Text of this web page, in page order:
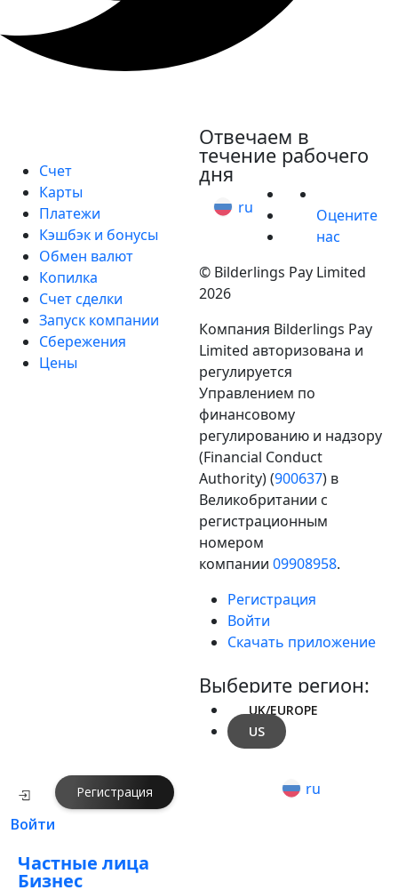
Счет
Карты
Платежи
Кэшбэк и бонусы
Обмен валют
Копилка
Счет сделки
Запуск компании
Сбережения
Цены
Отвечаем в
течение рабочего
дня
ru
Оцените
нас
© Bilderlings Pay Limited
2026
Компания Bilderlings Pay
Limited авторизована и
регулируется
Управлением по
финансовому
регулированию и надзору
(Financial Conduct
Authority) (900637) в
Великобритании с
регистрационным
номером
компании 09908958.
Регистрация
Войти
Скачать приложение
Выберите регион:
UK/EUROPE
US
Войти
Регистрация ru
Частные лица
Бизнес